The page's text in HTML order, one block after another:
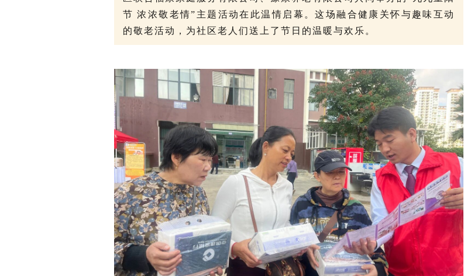
节 浓浓敬老情”主题活动在此温情启幕。这场融合健康关怀与趣味互动
的敬老活动，为社区老人 们送上了节日的温暖与欢乐。